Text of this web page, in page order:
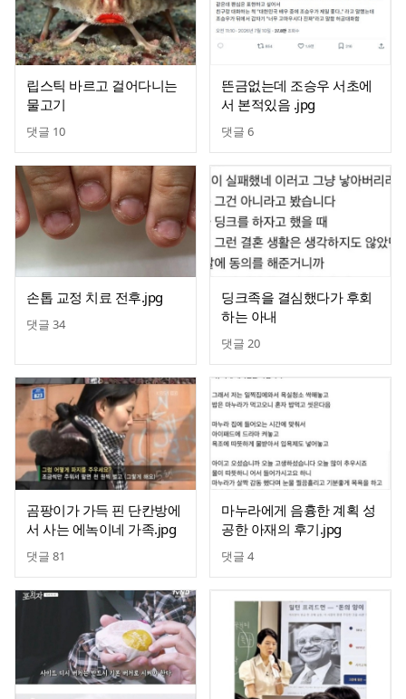
립스틱 바르고 걸어다니는
물고기
댓글 10
뜬금없는데 조승우 서초에
서 본적있음 .jpg
댓글 6
손톱 교정 치료 전후.jpg
댓글 34
딩크족을 결심했다가 후회
하는 아내
댓글 20
곰팡이가 가득 핀 단칸방에
서 사는 에녹이네 가족.jpg
댓글 81
마누라에게 음흉한 계획 성
공한 아재의 후기.jpg
댓글 4